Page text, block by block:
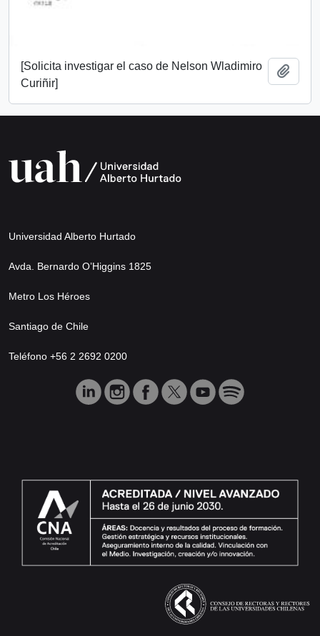
[Solicita investigar el caso de Nelson Wladimiro
Curiñir]
Universidad Alberto Hurtado
Avda. Bernardo O’Higgins 1825
Metro Los Héroes
Santiago de Chile
Teléfono +56 2 2692 0200